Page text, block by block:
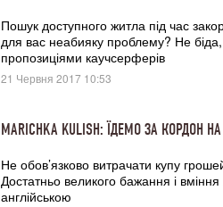
Пошук доступного житла під час
для вас неабияку проблему? Не
пропозиціями каучсерферів
21 Червня 2017 10:53
MARICHKA KULISH: ЇДЕМО ЗА КОРДОН
Не обов’язково витрачати купу
Достатньо великого бажання і вміння
англійською